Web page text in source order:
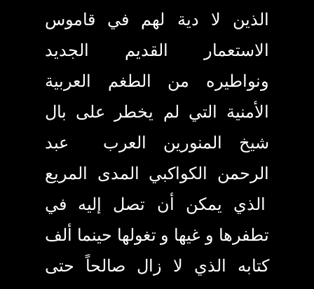
الذين لا دية لهم في قاموس
الاستعمار القديم الجديد
ونواطيره من الطغم العربية
الأمنية التي لم يخطر على بال
شيخ المنورين العرب عبد
الرحمن الكواكبي المدى المريع
الذي يمكن أن تصل إليه في
تطفرها و غيها و تغولها حينما ألف
كتابه الذي لا زال صالحاً حتى